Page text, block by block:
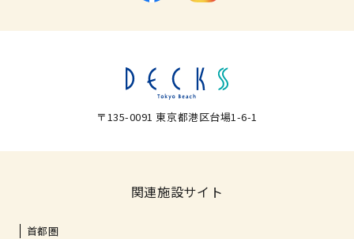
〒135-0091 東京都港区台場1-6-1
関連施設サイト
首都圏